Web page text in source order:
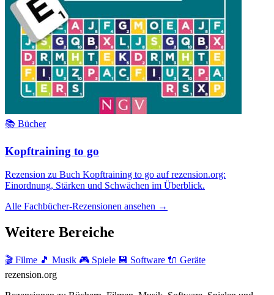
📚 Bücher
Kopftraining to go
Rezension zu Buch Kopftraining to go auf rezension.org:
Einordnung, Stärken und Schwächen im Überblick.
Alle Fachbücher-Rezensionen ansehen →
Weitere Bereiche
🎬 Filme 🎵 Musik 🎮 Spiele 💾 Software 🔌 Geräte
rezension.org